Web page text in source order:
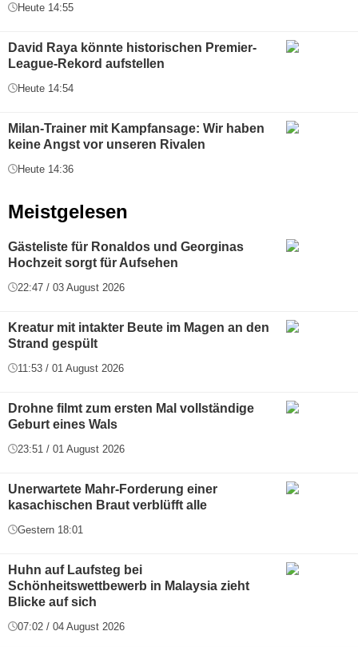
Heute 14:55
David Raya könnte historischen Premier-
League-Rekord aufstellen
Heute 14:54
Milan-Trainer mit Kampfansage: Wir haben
keine Angst vor unseren Rivalen
Heute 14:36
Meistgelesen
Gästeliste für Ronaldos und Georginas
Hochzeit sorgt für Aufsehen
22:47 / 03 August 2026
Kreatur mit intakter Beute im Magen an den
Strand gespült
11:53 / 01 August 2026
Drohne filmt zum ersten Mal vollständige
Geburt eines Wals
23:51 / 01 August 2026
Unerwartete Mahr-Forderung einer
kasachischen Braut verblüfft alle
Gestern 18:01
Huhn auf Laufsteg bei
Schönheitswettbewerb in Malaysia zieht
Blicke auf sich
07:02 / 04 August 2026